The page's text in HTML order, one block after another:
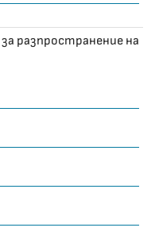
за разпространение на